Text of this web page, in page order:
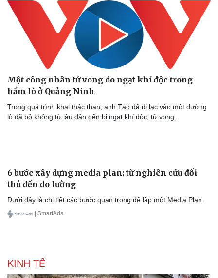
Dinh dưỡng - món ngon
Cây thuốc
Sản phụ khoa
Nhi khoa
Đời sống
Nhà đẹp
Tình yêu - Gia đình
Một công nhân tử vong do ngạt khí độc trong
hầm lò ở Quảng Ninh
Trong quá trình khai thác than, anh Tạo đã đi lạc vào một đường
lò đã bỏ không từ lâu dẫn đến bị ngạt khí độc, tử vong.